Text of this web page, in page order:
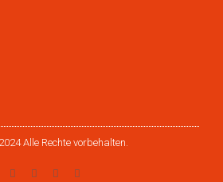
Alle Rechte vorbehalten.